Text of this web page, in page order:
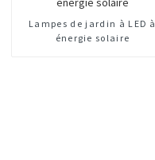
Lampes de jardin à LED à
énergie solaire